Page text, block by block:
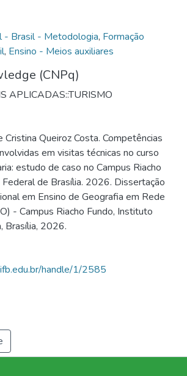
- Brasil - Metodologia, Formação
, Ensino - Meios auxiliares
(CNPq)
APLICADAS::TURISMO
Cristina Queiroz Costa. Competências
em visitas técnicas no curso
estudo de caso no Campus Riacho
de Brasília. 2026. Dissertação
em Ensino de Geografia em Rede
- Campus Riacho Fundo, Instituto
Brasília, 2026.
handle/1/2585